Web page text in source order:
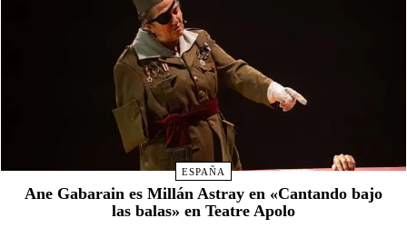
ESPAÑA
Ane Gabarain es Millán Astray en «Cantando bajo
las balas» en Teatre Apolo